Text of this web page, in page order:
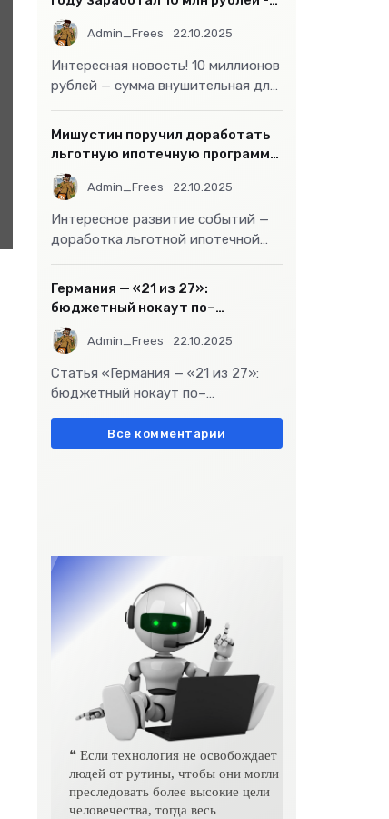
«Бизнес»
Admin_Frees 22.10.2025
Интересная новость! 10 миллионов
рублей — сумма внушительная для
не
Мишустин поручил доработать
льготную ипотечную программу
- «Бизнес»
Admin_Frees 22.10.2025
Интересное развитие событий —
доработка льготной ипотечной
стать
Германия — «21 из 27»:
бюджетный нокаут по–
европейски
Admin_Frees 22.10.2025
Статья «Германия — «21 из 27»:
бюджетный нокаут по–
подчеркивает остроту
Все комментарии
❝ Если технология не освобождает
людей от рутины, чтобы они могли
преследовать более высокие цели
человечества, тогда весь